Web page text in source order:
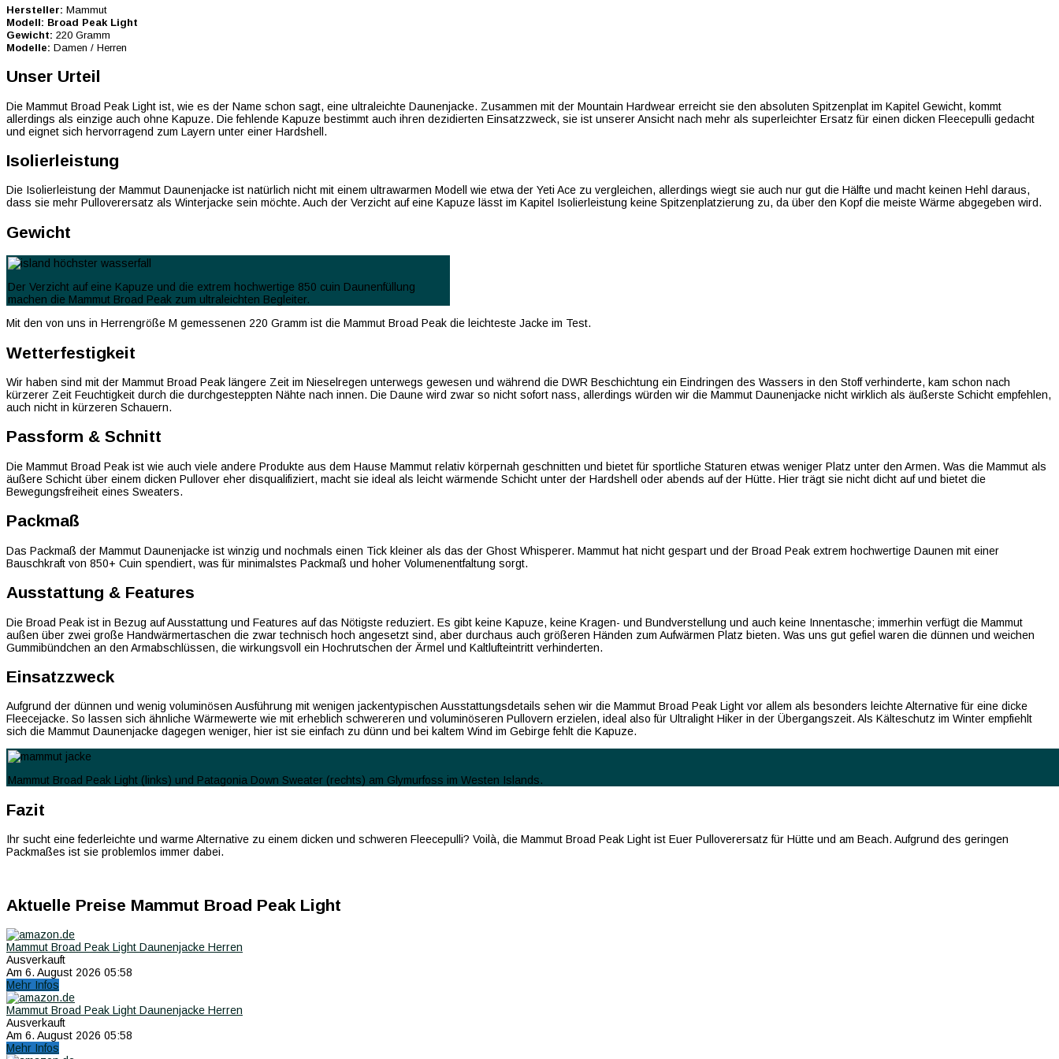
Hersteller: Mammut
Modell: Broad Peak Light
Gewicht: 220 Gramm
Modelle: Damen / Herren
Unser Urteil
Die Mammut Broad Peak Light ist, wie es der Name schon sagt, eine ultraleichte Daunenjacke. Zusammen mit der Mountain Hardwear erreicht sie den absoluten Spitzenplat im Kapitel Gewicht, kommt
allerdings als einzige auch ohne Kapuze. Die fehlende Kapuze bestimmt auch ihren dezidierten Einsatzzweck, sie ist unserer Ansicht nach mehr als superleichter Ersatz für einen dicken Fleecepulli gedacht
und eignet sich hervorragend zum Layern unter einer Hardshell.
Isolierleistung
Die Isolierleistung der Mammut Daunenjacke ist natürlich nicht mit einem ultrawarmen Modell wie etwa der Yeti Ace zu vergleichen, allerdings wiegt sie auch nur gut die Hälfte und macht keinen Hehl daraus,
dass sie mehr Pulloverersatz als Winterjacke sein möchte. Auch der Verzicht auf eine Kapuze lässt im Kapitel Isolierleistung keine Spitzenplatzierung zu, da über den Kopf die meiste Wärme abgegeben wird.
Gewicht
Der Verzicht auf eine Kapuze und die extrem hochwertige 850 cuin Daunenfüllung
machen die Mammut Broad Peak zum ultraleichten Begleiter.
Mit den von uns in Herrengröße M gemessenen 220 Gramm ist die Mammut Broad Peak die leichteste Jacke im Test.
Wetterfestigkeit
Wir haben sind mit der Mammut Broad Peak längere Zeit im Nieselregen unterwegs gewesen und während die DWR Beschichtung ein Eindringen des Wassers in den Stoff verhinderte, kam schon nach
kürzerer Zeit Feuchtigkeit durch die durchgesteppten Nähte nach innen. Die Daune wird zwar so nicht sofort nass, allerdings würden wir die Mammut Daunenjacke nicht wirklich als äußerste Schicht empfehlen,
auch nicht in kürzeren Schauern.
Passform & Schnitt
Die Mammut Broad Peak ist wie auch viele andere Produkte aus dem Hause Mammut relativ körpernah geschnitten und bietet für sportliche Staturen etwas weniger Platz unter den Armen. Was die Mammut als
äußere Schicht über einem dicken Pullover eher disqualifiziert, macht sie ideal als leicht wärmende Schicht unter der Hardshell oder abends auf der Hütte. Hier trägt sie nicht dicht auf und bietet die
Bewegungsfreiheit eines Sweaters.
Packmaß
Das Packmaß der Mammut Daunenjacke ist winzig und nochmals einen Tick kleiner als das der Ghost Whisperer. Mammut hat nicht gespart und der Broad Peak extrem hochwertige Daunen mit einer
Bauschkraft von 850+ Cuin spendiert, was für minimalstes Packmaß und hoher Volumenentfaltung sorgt.
Ausstattung & Features
Die Broad Peak ist in Bezug auf Ausstattung und Features auf das Nötigste reduziert. Es gibt keine Kapuze, keine Kragen- und Bundverstellung und auch keine Innentasche; immerhin verfügt die Mammut
außen über zwei große Handwärmertaschen die zwar technisch hoch angesetzt sind, aber durchaus auch größeren Händen zum Aufwärmen Platz bieten. Was uns gut gefiel waren die dünnen und weichen
Gummibündchen an den Armabschlüssen, die wirkungsvoll ein Hochrutschen der Ärmel und Kaltlufteintritt verhinderten.
Einsatzzweck
Aufgrund der dünnen und wenig voluminösen Ausführung mit wenigen jackentypischen Ausstattungsdetails sehen wir die Mammut Broad Peak Light vor allem als besonders leichte Alternative für eine dicke
Fleecejacke. So lassen sich ähnliche Wärmewerte wie mit erheblich schwereren und voluminöseren Pullovern erzielen, ideal also für Ultralight Hiker in der Übergangszeit. Als Kälteschutz im Winter empfiehlt
sich die Mammut Daunenjacke dagegen weniger, hier ist sie einfach zu dünn und bei kaltem Wind im Gebirge fehlt die Kapuze.
Mammut Broad Peak Light (links) und Patagonia Down Sweater (rechts) am Glymurfoss im Westen Islands.
Fazit
Ihr sucht eine federleichte und warme Alternative zu einem dicken und schweren Fleecepulli? Voilà, die Mammut Broad Peak Light ist Euer Pulloverersatz für Hütte und am Beach. Aufgrund des geringen
Packmaßes ist sie problemlos immer dabei.
Aktuelle Preise Mammut Broad Peak Light
Mammut Broad Peak Light Daunenjacke Herren
Ausverkauft
Am 6. August 2026 05:58
Mehr Infos
Mammut Broad Peak Light Daunenjacke Herren
Ausverkauft
Am 6. August 2026 05:58
Mehr Infos